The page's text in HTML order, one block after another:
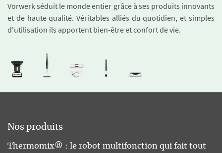
Vorwerk séduit le monde entier grâce à ses produits innovants
et de haute qualité. Véritables alliés du quotidien, et simples
d'utilisation ils apportent bien-être et confort de vie.
Nos produits
Thermomix® : le robot multifonction qui fait tout